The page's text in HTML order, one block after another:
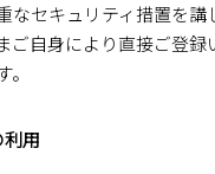
なセキュリティ措置を講
ご自身により直接ご登録
用